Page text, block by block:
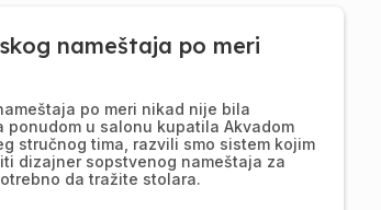
nameštaja po meri
po meri nikad nije bila
ponudom u salonu kupatila Akvadom
stručnog tima, razvili smo sistem kojim
dizajner sopstvenog nameštaja za
da tražite stolara.